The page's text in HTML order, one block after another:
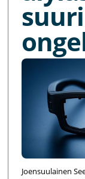
Joensuulainen